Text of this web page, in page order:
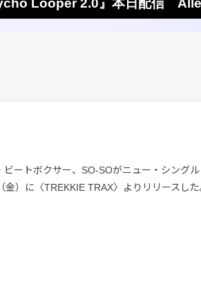
Looper 2.0』本日配信
ビートボクサー、SO-SOがニュー・シング
金）に〈TREKKIE TRAX〉よりリリースした